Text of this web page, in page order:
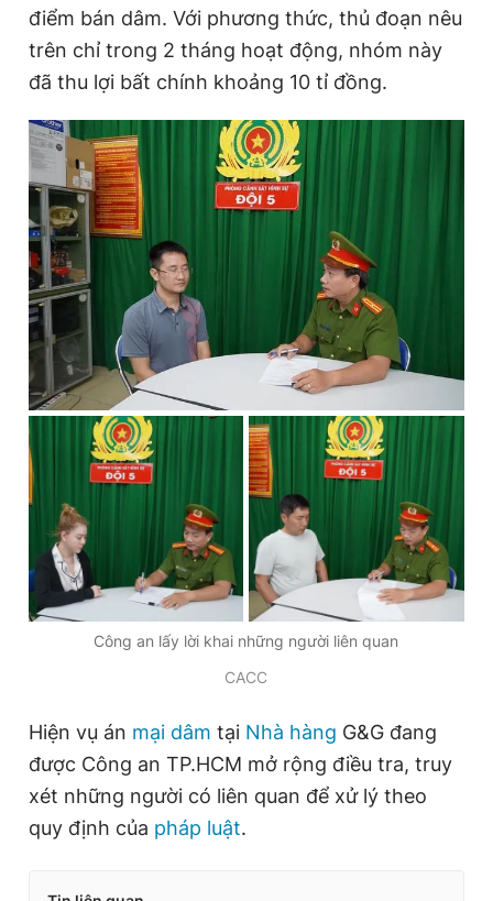
điểm bán dâm. Với phương thức, thủ đoạn nêu
trên chỉ trong 2 tháng hoạt động, nhóm này
đã thu lợi bất chính khoảng 10 tỉ đồng.
Công an lấy lời khai những người liên quan
CACC
Hiện vụ án mại dâm tại Nhà hàng G&G đang
được Công an TP.HCM mở rộng điều tra, truy
xét những người có liên quan để xử lý theo
quy định của pháp luật.